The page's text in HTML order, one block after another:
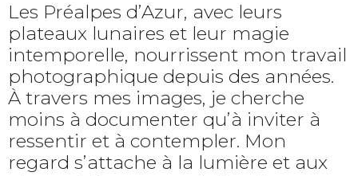
Les Préalpes d’Azur, avec leurs
plateaux lunaires et leur magie
intemporelle, nourrissent mon travail
photographique depuis des années.
À travers mes images, je cherche
moins à documenter qu’à inviter à
ressentir et à contempler. Mon
regard s’attache à la lumière et aux